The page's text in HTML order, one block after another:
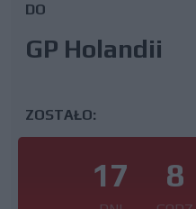
DO
GP Holandii
ZOSTAŁO:
17 8